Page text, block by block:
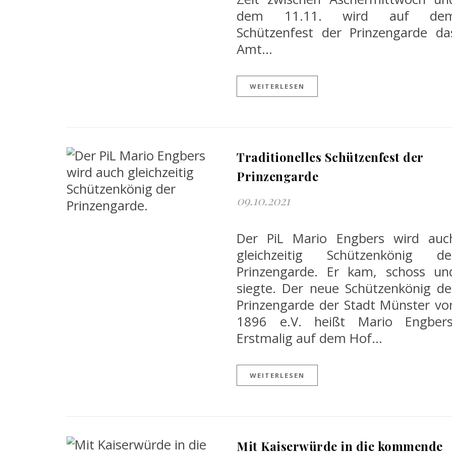
dem 11.11. wird auf
Schützenfest der Prinzengarde
Amt…
WEITERLESEN
Traditionelles Schützenfest der
Prinzengarde
09.10.2021
Der PiL Mario Engbers wird
gleichzeitig Schützenkönig
Prinzengarde. Er kam, schoss
siegte. Der neue Schützenkönig
Prinzengarde der Stadt Münster
1896 e.V. heißt Mario
Erstmalig auf dem Hof…
WEITERLESEN
Mit Kaiserwürde in die kommende